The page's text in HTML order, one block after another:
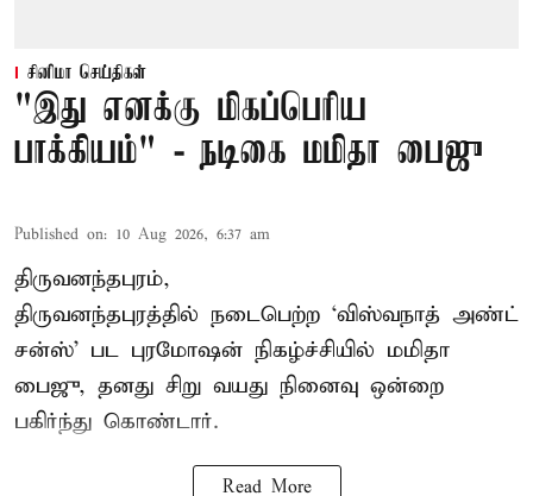
சினிமா செய்திகள்
"இது எனக்கு மிகப்பெரிய
பாக்கியம்" - நடிகை மமிதா பைஜு
Published on: 10 Aug 2026, 6:37 am
திருவனந்தபுரம்,
திருவனந்தபுரத்தில் நடைபெற்ற ‘விஸ்வநாத் அண்ட்
சன்ஸ்’ பட புரமோஷன் நிகழ்ச்சியில் மமிதா
பைஜு, தனது சிறு வயது நினைவு ஒன்றை
பகிர்ந்து கொண்டார்.
Read More